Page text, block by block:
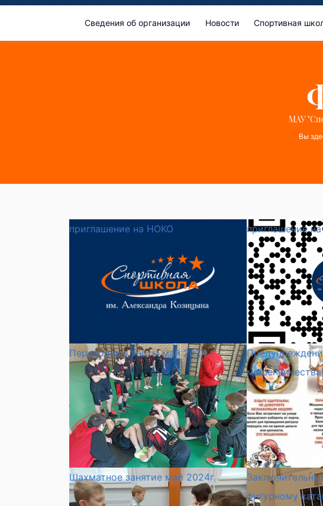
Сведения об организации Новости Спортивная
МАУ
Вы
приглашение на НОКО приглашение
Переводные тесты май 2024 г
мошенничества!
Шахматное занятие май 2024г.
фигурному